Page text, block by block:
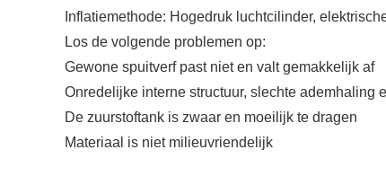
Inflatiemethode: Hogedruk luchtcilinder,
Los de volgende problemen op:
Gewone spuitverf past niet en valt gemakkelijk af
Onredelijke interne structuur, slechte ademhaling
De zuurstoftank is zwaar en moeilijk te dragen
Materiaal is niet milieuvriendelijk